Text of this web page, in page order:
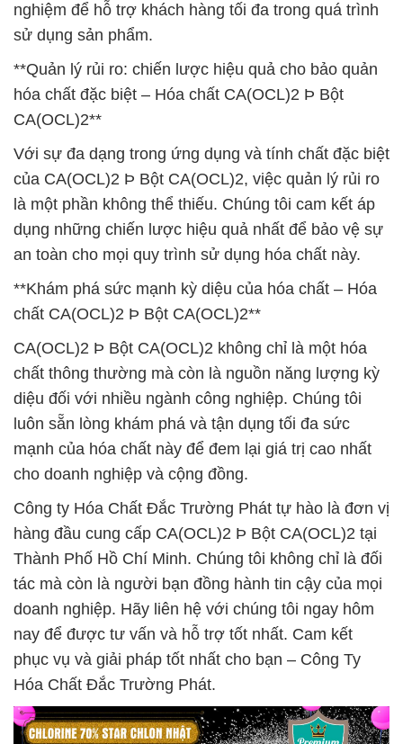
nghiệm để hỗ trợ khách hàng tối đa trong quá trình
sử dụng sản phẩm.
**Quản lý rủi ro: chiến lược hiệu quả cho bảo quản
hóa chất đặc biệt – Hóa chất CA(OCL)2 Þ Bột
CA(OCL)2**
Với sự đa dạng trong ứng dụng và tính chất đặc biệt
của CA(OCL)2 Þ Bột CA(OCL)2, việc quản lý rủi ro
là một phần không thể thiếu. Chúng tôi cam kết áp
dụng những chiến lược hiệu quả nhất để bảo vệ sự
an toàn cho mọi quy trình sử dụng hóa chất này.
**Khám phá sức mạnh kỳ diệu của hóa chất – Hóa
chất CA(OCL)2 Þ Bột CA(OCL)2**
CA(OCL)2 Þ Bột CA(OCL)2 không chỉ là một hóa
chất thông thường mà còn là nguồn năng lượng kỳ
diệu đối với nhiều ngành công nghiệp. Chúng tôi
luôn sẵn lòng khám phá và tận dụng tối đa sức
mạnh của hóa chất này để đem lại giá trị cao nhất
cho doanh nghiệp và cộng đồng.
Công ty Hóa Chất Đắc Trường Phát tự hào là đơn vị
hàng đầu cung cấp CA(OCL)2 Þ Bột CA(OCL)2 tại
Thành Phố Hồ Chí Minh. Chúng tôi không chỉ là đối
tác mà còn là người bạn đồng hành tin cậy của mọi
doanh nghiệp. Hãy liên hệ với chúng tôi ngay hôm
nay để được tư vấn và hỗ trợ tốt nhất. Cam kết
phục vụ và giải pháp tốt nhất cho bạn – Công Ty
Hóa Chất Đắc Trường Phát.